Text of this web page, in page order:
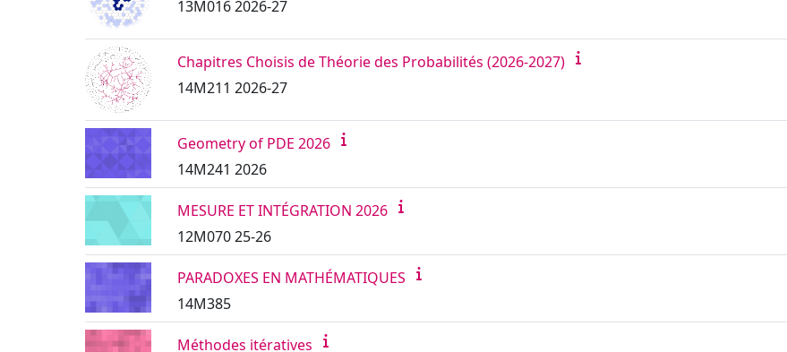
13M016 2026-27
Chapitres Choisis de Théorie des Probabilités (2026-2027)
14M211 2026-27
Geometry of PDE 2026
14M241 2026
MESURE ET INTÉGRATION 2026
12M070 25-26
PARADOXES EN MATHÉMATIQUES
14M385
Méthodes itératives